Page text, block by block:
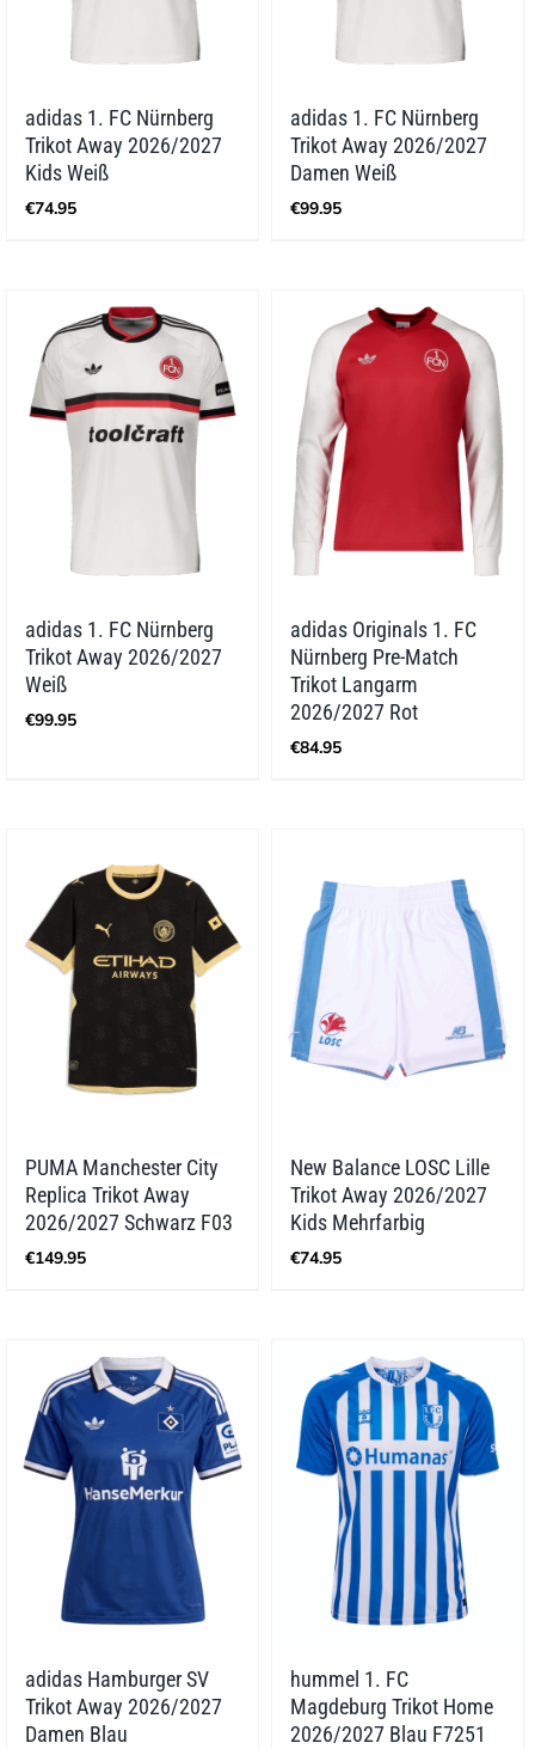
adidas 1. FC Nürnberg
Trikot Away 2026/2027
Kids Weiß
€74.95
adidas 1. FC Nürnberg
Trikot Away 2026/2027
Damen Weiß
€99.95
adidas 1. FC Nürnberg
Trikot Away 2026/2027
Weiß
€99.95
adidas Originals 1. FC
Nürnberg Pre-Match
Trikot Langarm
2026/2027 Rot
€84.95
PUMA Manchester City
Replica Trikot Away
2026/2027 Schwarz F03
€149.95
New Balance LOSC Lille
Trikot Away 2026/2027
Kids Mehrfarbig
€74.95
adidas Hamburger SV
Trikot Away 2026/2027
Damen Blau
hummel 1. FC
Magdeburg Trikot Home
2026/2027 Blau F7251